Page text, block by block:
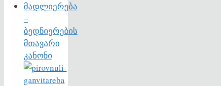
მადლიერება
–
ბედნიერების
მთავარი
კანონი